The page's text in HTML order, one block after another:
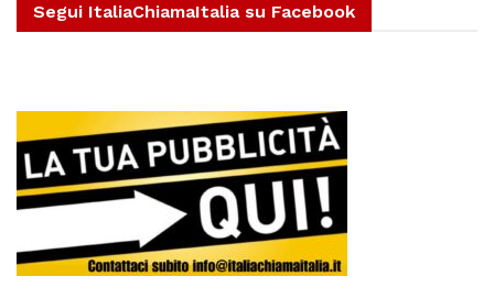
Segui ItaliaChiamaItalia su Facebook